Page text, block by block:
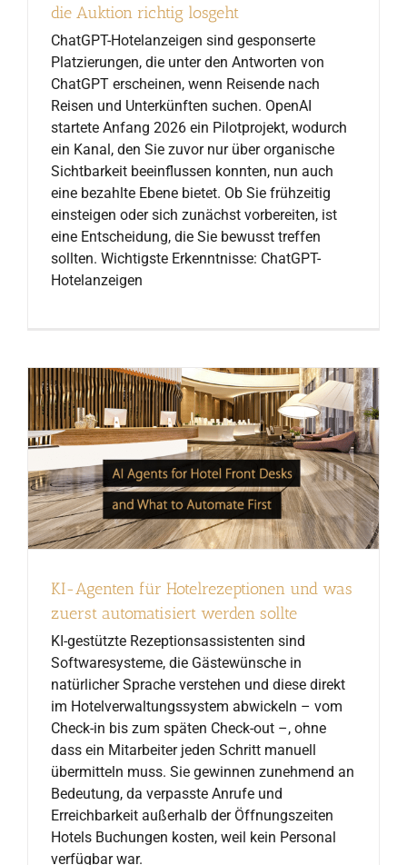
die Auktion richtig losgeht
ChatGPT-Hotelanzeigen sind gesponserte
Platzierungen, die unter den Antworten von
ChatGPT erscheinen, wenn Reisende nach
Reisen und Unterkünften suchen. OpenAI
startete Anfang 2026 ein Pilotprojekt, wodurch
ein Kanal, den Sie zuvor nur über organische
Sichtbarkeit beeinflussen konnten, nun auch
eine bezahlte Ebene bietet. Ob Sie frühzeitig
einsteigen oder sich zunächst vorbereiten, ist
eine Entscheidung, die Sie bewusst treffen
sollten. Wichtigste Erkenntnisse: ChatGPT-
Hotelanzeigen
KI-Agenten für Hotelrezeptionen und was
zuerst automatisiert werden sollte
KI-gestützte Rezeptionsassistenten sind
Softwaresysteme, die Gästewünsche in
natürlicher Sprache verstehen und diese direkt
im Hotelverwaltungssystem abwickeln – vom
Check-in bis zum späten Check-out –, ohne
dass ein Mitarbeiter jeden Schritt manuell
übermitteln muss. Sie gewinnen zunehmend an
Bedeutung, da verpasste Anrufe und
Erreichbarkeit außerhalb der Öffnungszeiten
Hotels Buchungen kosten, weil kein Personal
verfügbar war.